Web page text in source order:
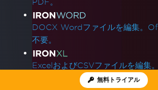
無料トライアル
PDF。
DOCX Wordファイルを編集。
不要。
ExcelおよびCSVファイルを編集
Interopは不要。